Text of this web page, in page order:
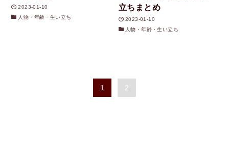
2023-01-10
人物・年齢・生い立ち
立ちまとめ
2023-01-10
人物・年齢・生い立ち
1 2